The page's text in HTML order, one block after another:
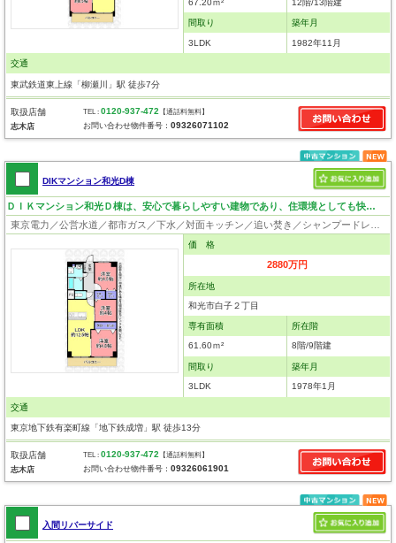
間取り
3LDK
築年月
1982年11月
交通
東武鉄道東上線「柳瀬川」駅 徒歩7分
取扱店舗
志木店
TEL :0120-937-472 【通話料無料】
お問い合わせ物件番号：09326071102
DIKマンション和光D棟
ＤＩＫマンション和光Ｄ棟は、安心で暮らしやすい建物であり、住環境としても快適さを追求した物件です。
価 格
2880万円
所在地
和光市白子２丁目
専有面積
61.60ｍ²
所在階
8階/9階建
間取り
3LDK
築年月
1978年1月
交通
東京地下鉄有楽町線「地下鉄成増」駅 徒歩13分
取扱店舗
志木店
TEL :0120-937-472 【通話料無料】
お問い合わせ物件番号：09326061901
入間リバーサイド